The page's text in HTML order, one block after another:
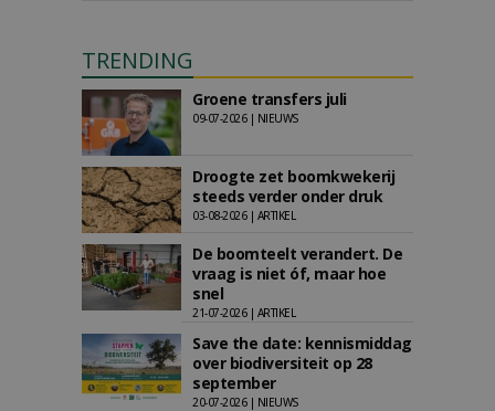
TRENDING
Groene transfers juli
09-07-2026 | NIEUWS
Droogte zet boomkwekerij
steeds verder onder druk
03-08-2026 | ARTIKEL
De boomteelt verandert. De
vraag is niet óf, maar hoe
snel
21-07-2026 | ARTIKEL
Save the date: kennismiddag
over biodiversiteit op 28
september
20-07-2026 | NIEUWS